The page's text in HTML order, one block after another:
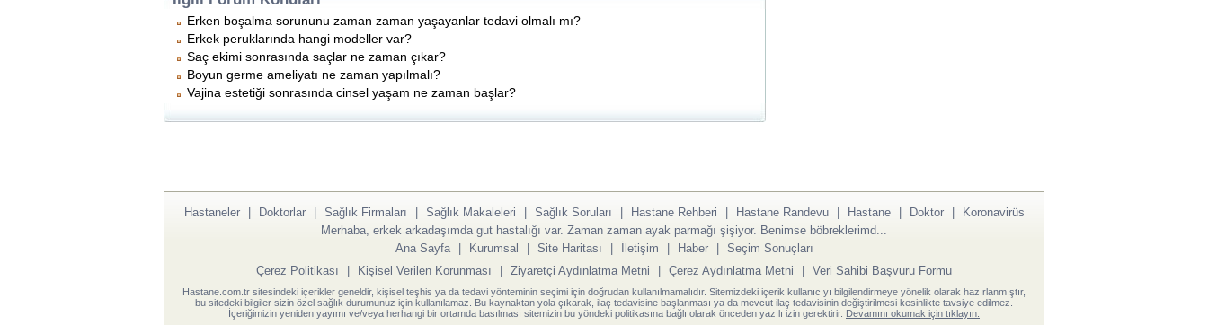
Erken boşalma sorununu zaman zaman yaşayanlar tedavi olmalı mı?
Erkek peruklarında hangi modeller var?
Saç ekimi sonrasında saçlar ne zaman çıkar?
Boyun germe ameliyatı ne zaman yapılmalı?
Vajina estetiği sonrasında cinsel yaşam ne zaman başlar?
Hastaneler | Doktorlar | Sağlık Firmaları | Sağlık Makaleleri | Sağlık Soruları | Hastane Rehberi | Hastane Randevu | Hastane | Doktor |
Koronavirüs
Merhaba, erkek arkadaşımda gut hastalığı var. Zaman zaman ayak parmağı şişiyor. Benimse böbreklerimd...
Ana Sayfa
| Kurumsal | Site Haritası | İletişim | Haber | Seçim Sonuçları
Çerez Politikası
| Kişisel Verilen Korunması | Ziyaretçi Aydınlatma Metni | Çerez Aydınlatma Metni | Veri Sahibi Başvuru Formu
Hastane.com.tr sitesindeki içerikler geneldir, kişisel teşhis ya da tedavi yönteminin seçimi için doğrudan kullanılmamalıdır. Sitemizdeki içerik kullanıcıyı bilgilendirmeye yönelik olarak hazırlanmıştır,
bu sitedeki bilgiler sizin özel sağlık durumunuz için kullanılamaz. Bu kaynaktan yola çıkarak, ilaç tedavisine başlanması ya da mevcut ilaç tedavisinin değiştirilmesi kesinlikte tavsiye edilmez.
İçeriğimizin yeniden yayımı ve/veya herhangi bir ortamda basılması sitemizin bu yöndeki politikasına bağlı olarak önceden yazılı izin gerektirir. Devamını okumak için tıklayın.